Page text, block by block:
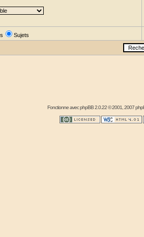
Sujets
Fonctionne avecphpBB2.0.22 © 2001, 2007